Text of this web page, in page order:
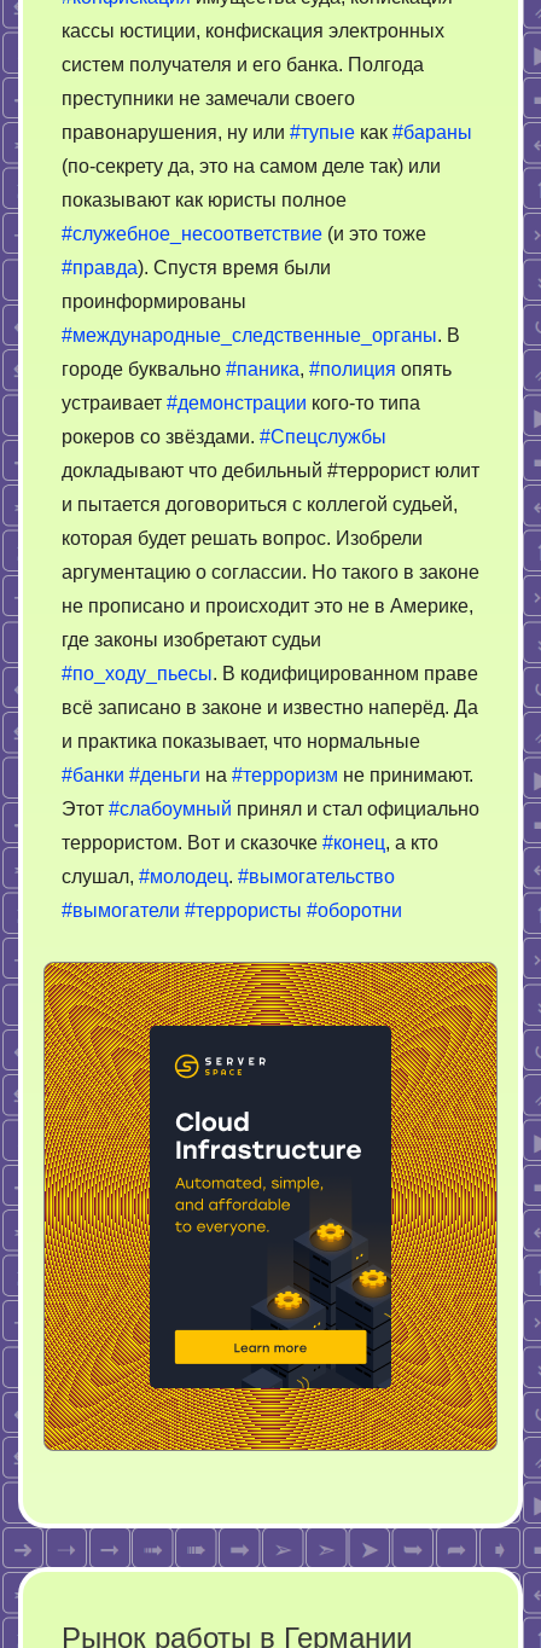
кассы юстиции, конфискация электронных
систем получателя и его банка. Полгода
преступники не замечали своего
правонарушения, ну или #тупые как #бараны
(по-секрету да, это на самом деле так) или
показывают как юристы полное
#служебное_несоответствие (и это тоже
#правда). Спустя время были
проинформированы
#международные_следственные_органы. В
городе буквально #паника, #полиция опять
устраивает #демонстрации кого-то типа
рокеров со звёздами. #Спецслужбы
докладывают что дебильный #террорист юлит
и пытается договориться с коллегой судьей,
которая будет решать вопрос. Изобрели
аргументацию о соглассии. Но такого в законе
не прописано и происходит это не в Америке,
где законы изобретают судьи
#по_ходу_пьесы. В кодифицированном праве
всё записано в законе и известно наперёд. Да
и практика показывает, что нормальные
#банки #деньги на #терроризм не принимают.
Этот #слабоумный принял и стал официально
террористом. Вот и сказочке #конец, а кто
слушал, #молодец. #вымогательство
#вымогатели #террористы #оборотни
Рынок работы в Германии